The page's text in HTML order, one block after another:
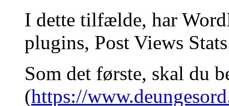
I dette tilfælde, har
plugins, Post Views
Som det første, skal du
(https://